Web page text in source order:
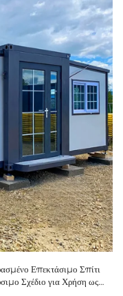
Επεκτάσιμο Σπίτι
Σχέδιο για Χρήση ως